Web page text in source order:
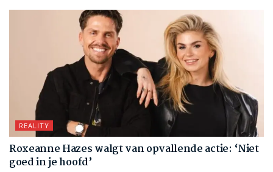
REALITY
Roxeanne Hazes walgt van opvallende actie: ‘Niet
goed in je hoofd’